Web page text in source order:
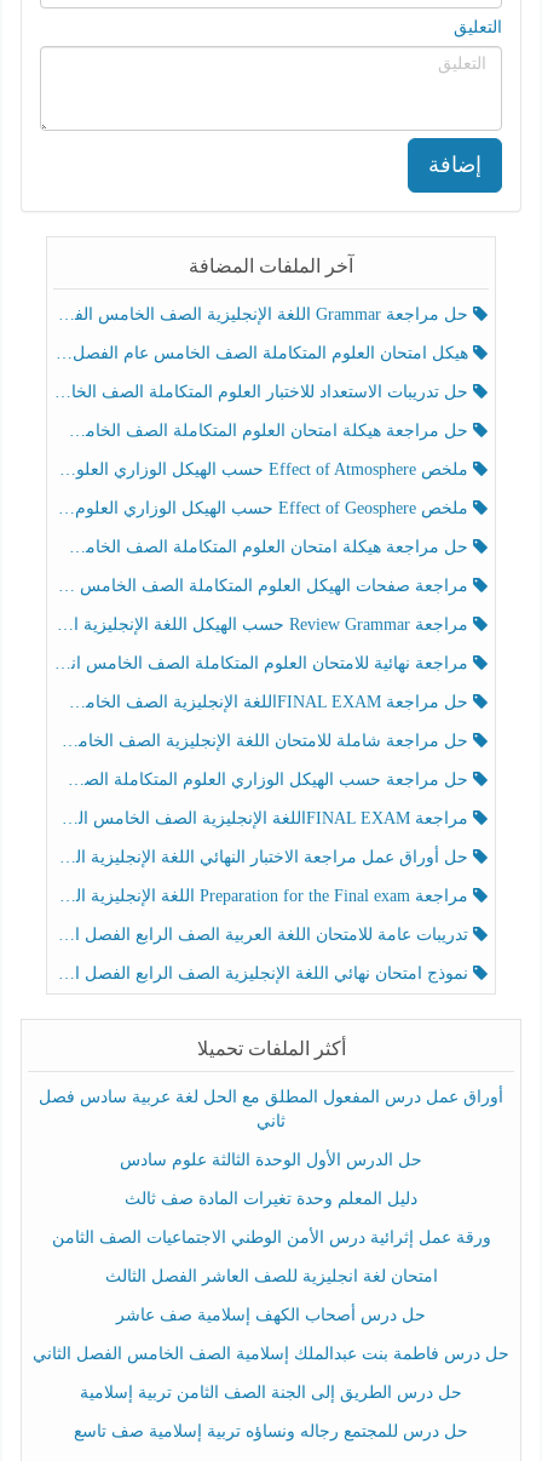
التعليق
إضافة
آخر الملفات المضافة
حل مراجعة Grammar اللغة الإنجليزية الصف الخامس الفصل الثالث
هيكل امتحان العلوم المتكاملة الصف الخامس عام الفصل الدراسي الثالث 2025-2026
حل تدريبات الاستعداد للاختبار العلوم المتكاملة الصف الخامس عام الفصل الثالث
حل مراجعة هيكلة امتحان العلوم المتكاملة الصف الخامس انسبير الفصل الثالث
ملخص Effect of Atmosphere حسب الهيكل الوزاري العلوم المتكاملة الصف الخامس انسبير الفصل الثالث
ملخص Effect of Geosphere حسب الهيكل الوزاري العلوم المتكاملة الصف الخامس انسبير الفصل الثالث
حل مراجعة هيكلة امتحان العلوم المتكاملة الصف الخامس عام الفصل الثالث
مراجعة صفحات الهيكل العلوم المتكاملة الصف الخامس انسبير الفصل الثالث
مراجعة Review Grammar حسب الهيكل اللغة الإنجليزية الصف الخامس الفصل الثالث
مراجعة نهائية للامتحان العلوم المتكاملة الصف الخامس انسبير الفصل الثالث
حل مراجعة FINAL EXAMاللغة الإنجليزية الصف الخامس الفصل الثالث
حل مراجعة شاملة للامتحان اللغة الإنجليزية الصف الخامس الفصل الثالث
حل مراجعة حسب الهيكل الوزاري العلوم المتكاملة الصف الخامس عام الفصل الثالث
مراجعة FINAL EXAMاللغة الإنجليزية الصف الخامس الفصل الثالث
حل أوراق عمل مراجعة الاختبار النهائي اللغة الإنجليزية الصف الرابع الفصل الثالث
مراجعة Preparation for the Final exam اللغة الإنجليزية الصف الرابع الفصل الثالث
تدريبات عامة للامتحان اللغة العربية الصف الرابع الفصل الثالث
نموذج امتحان نهائي اللغة الإنجليزية الصف الرابع الفصل الثالث
أكثر الملفات تحميلا
أوراق عمل درس المفعول المطلق مع الحل لغة عربية سادس فصل
ثاني
حل الدرس الأول الوحدة الثالثة علوم سادس
دليل المعلم وحدة تغيرات المادة صف ثالث
ورقة عمل إثرائية درس الأمن الوطني الاجتماعيات الصف الثامن
امتحان لغة انجليزية للصف العاشر الفصل الثالث
حل درس أصحاب الكهف إسلامية صف عاشر
حل درس فاطمة بنت عبدالملك إسلامية الصف الخامس الفصل الثاني
حل درس الطريق إلى الجنة الصف الثامن تربية إسلامية
حل درس للمجتمع رجاله ونساؤه تربية إسلامية صف تاسع